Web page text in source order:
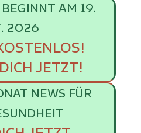
AM 19.
2026
JETZT!
NEWS FÜR